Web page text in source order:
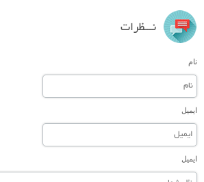
نـــظرات
نام
ایمیل
ایمیل